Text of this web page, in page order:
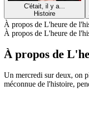
C'était, il y a...
Histoire
À propos de L'heure de
À propos de L'heure de
À propos de
Un mercredi sur deux, on
méconnue de l'histoire,